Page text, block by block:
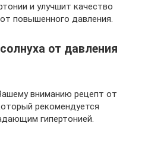
и улучшит качество
повышенного давления.
от давления
вниманию рецепт от
рекомендуется
гипертонией.